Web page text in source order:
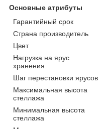
Основные атрибуты
Гарантийный срок
Страна производитель
Цвет
Нагрузка на ярус
хранения
Шаг перестановки ярусов
Максимальная высота
стеллажа
Минимальная высота
стеллажа